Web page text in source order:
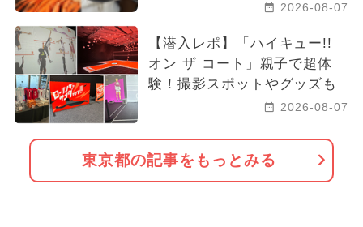
2026-08-07
【潜入レポ】「ハイキュー!!
オン ザ コート」親子で超体
験！撮影スポットやグッズも
2026-08-07
東京都の記事をもっとみる